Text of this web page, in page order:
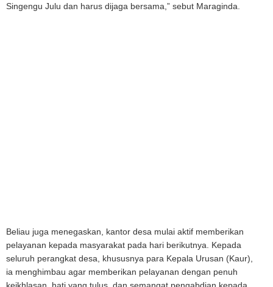
Singengu Julu dan harus dijaga bersama,” sebut Maraginda.
Beliau juga menegaskan, kantor desa mulai aktif memberikan
pelayanan kepada masyarakat pada hari berikutnya. Kepada
seluruh perangkat desa, khususnya para Kepala Urusan (Kaur),
ia menghimbau agar memberikan pelayanan dengan penuh